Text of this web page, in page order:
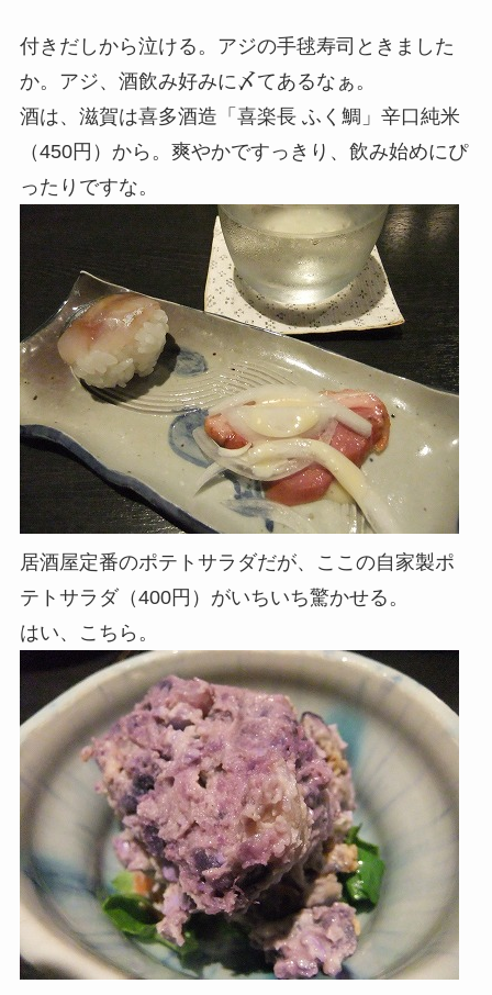
付きだしから泣ける。アジの手毬寿司ときました
か。アジ、酒飲み好みに〆てあるなぁ。
酒は、滋賀は喜多酒造「喜楽長 ふく鯛」辛口純米
（450円）から。爽やかですっきり、飲み始めにぴ
ったりですな。
居酒屋定番のポテトサラダだが、ここの自家製ポ
テトサラダ（400円）がいちいち驚かせる。
はい、こちら。